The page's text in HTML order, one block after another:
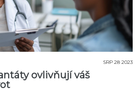
SRP 28 2023
ovlivňují váš